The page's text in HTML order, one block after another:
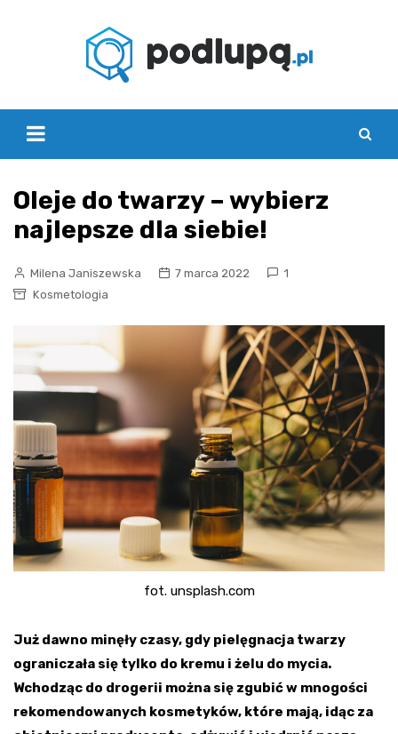
Oleje do twarzy – wybierz
najlepsze dla siebie!
Milena Janiszewska 7 marca 2022
1
Kosmetologia
fot. unsplash.com
Już dawno minęły czasy, gdy pielęgnacja twarzy
ograniczała się tylko do kremu i żelu do mycia.
Wchodząc do drogerii można się zgubić w mnogości
rekomendowanych kosmetyków, które mają, idąc za